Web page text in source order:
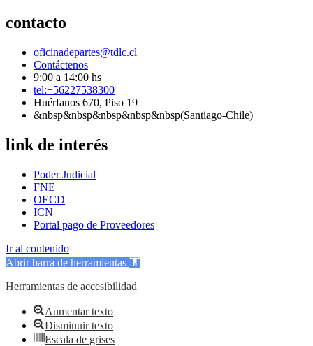
contacto
oficinadepartes@tdlc.cl
Contáctenos
9:00 a 14:00 hs
tel:+56227538300
Huérfanos 670, Piso 19
&nbsp&nbsp&nbsp&nbsp&nbsp(Santiago-Chile)
link de interés
Poder Judicial
FNE
OECD
ICN
Portal pago de Proveedores
Ir al contenido
Abrir barra de herramientas
Herramientas de accesibilidad
Aumentar texto
Disminuir texto
Escala de grises